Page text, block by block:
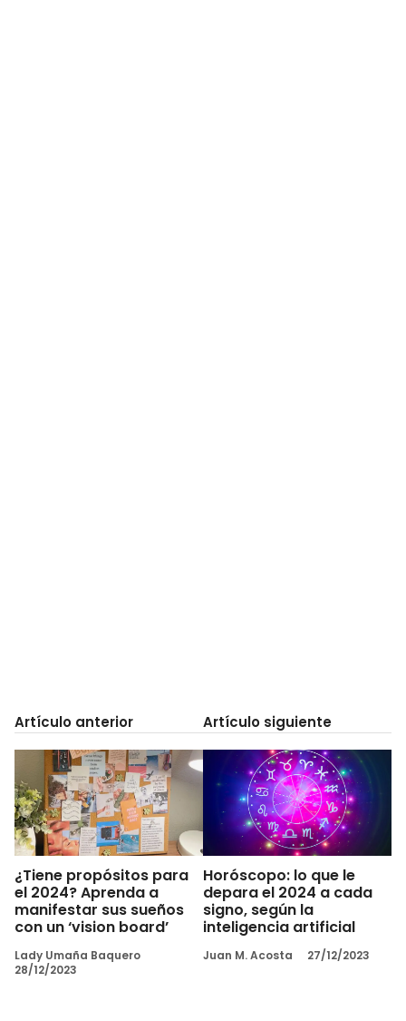
Artículo anterior
¿Tiene propósitos para
el 2024? Aprenda a
manifestar sus sueños
con un ‘vision board’
Lady Umaña Baquero
28/12/2023
Artículo siguiente
Horóscopo: lo que le
depara el 2024 a cada
signo, según la
inteligencia artificial
Juan M. Acosta 27/12/2023